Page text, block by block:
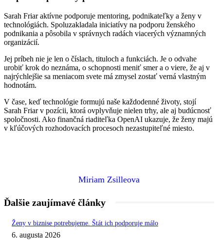
Sarah Friar aktívne podporuje mentoring, podnikateľky a ženy v
technológiách. Spoluzakladala iniciatívy na podporu ženského
podnikania a pôsobila v správnych radách viacerých významných
organizácií.
Jej príbeh nie je len o číslach, tituloch a funkciách. Je o odvahe
urobiť krok do neznáma, o schopnosti meniť smer a o viere, že aj v
najrýchlejšie sa meniacom svete má zmysel zostať verná vlastným
hodnotám.
V čase, keď technológie formujú naše každodenné životy, stojí
Sarah Friar v pozícii, ktorá ovplyvňuje nielen trhy, ale aj budúcnosť
spoločnosti. Ako finančná riaditeľka OpenAI ukazuje, že ženy majú
v kľúčových rozhodovacích procesoch nezastupiteľné miesto.
Miriam Zsilleova
Ďalšie zaujímavé články
Ženy v biznise potrebujeme. Štát ich podporuje málo
6. augusta 2026